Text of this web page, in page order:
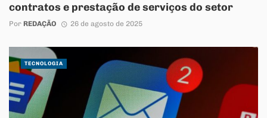
contratos e prestação de serviços do setor
Por REDAÇÃO 26 de agosto de 2025
TECNOLOGIA